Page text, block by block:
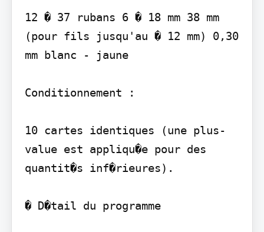
12 � 37 rubans 6 � 18 mm 38 mm
(pour fils jusqu'au � 12 mm) 0,30
mm blanc - jaune
Conditionnement :
10 cartes identiques (une plus-
value est appliqu�e pour des
quantit�s inf�rieures).
� D�tail du programme